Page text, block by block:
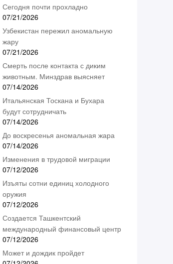
Сегодня почти прохладно
07/21/2026
Узбекистан пережил аномальную
жару
07/21/2026
Смерть после контакта с диким
животным. Минздрав выясняет
07/14/2026
Итальянская Тоскана и Бухара
будут сотрудничать
07/14/2026
До воскресенья аномальная жара
07/14/2026
Изменения в трудовой миграции
07/12/2026
Изъяты сотни единиц холодного
оружия
07/12/2026
Создается Ташкентский
международный финансовый центр
07/12/2026
Может и дождик пройдет